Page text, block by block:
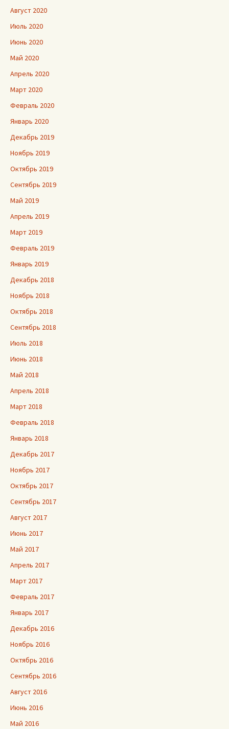
Август 2020
Июль 2020
Июнь 2020
Май 2020
Апрель 2020
Март 2020
Февраль 2020
Январь 2020
Декабрь 2019
Ноябрь 2019
Октябрь 2019
Сентябрь 2019
Май 2019
Апрель 2019
Март 2019
Февраль 2019
Январь 2019
Декабрь 2018
Ноябрь 2018
Октябрь 2018
Сентябрь 2018
Июль 2018
Июнь 2018
Май 2018
Апрель 2018
Март 2018
Февраль 2018
Январь 2018
Декабрь 2017
Ноябрь 2017
Октябрь 2017
Сентябрь 2017
Август 2017
Июнь 2017
Май 2017
Апрель 2017
Март 2017
Февраль 2017
Январь 2017
Декабрь 2016
Ноябрь 2016
Октябрь 2016
Сентябрь 2016
Август 2016
Июнь 2016
Май 2016